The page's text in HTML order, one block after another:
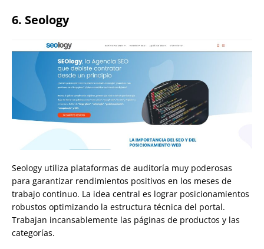
6. Seology
Seology utiliza plataformas de auditoría muy poderosas
para garantizar rendimientos positivos en los meses de
trabajo continuo. La idea central es lograr posicionamientos
robustos optimizando la estructura técnica del portal.
Trabajan incansablemente las páginas de productos y las
categorías.